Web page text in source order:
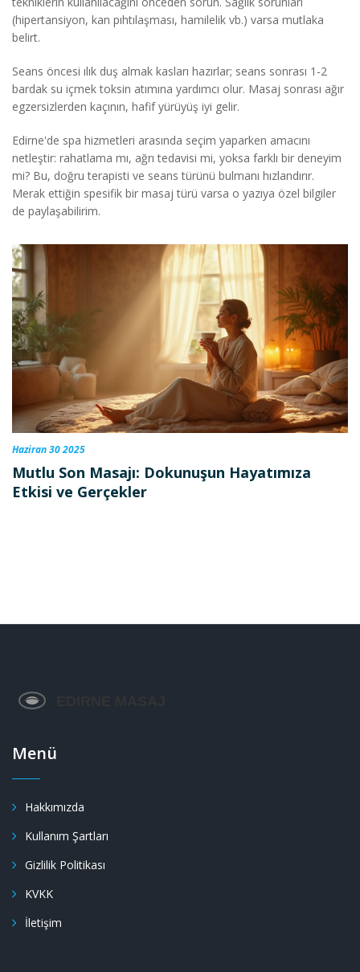
(hipertansiyon, kan pıhtılaşması, hamilelik vb.) varsa mutlaka
belirt.
Seans öncesi ılık duş almak kasları hazırlar; seans sonrası 1-2
bardak su içmek toksin atımına yardımcı olur. Masaj sonrası ağır
egzersizlerden kaçının, hafif yürüyüş iyi gelir.
Edirne'de spa hizmetleri arasında seçim yaparken amacını
netleştir: rahatlama mı, ağrı tedavisi mi, yoksa farklı bir deneyim
mi? Bu, doğru terapisti ve seans türünü bulmanı hızlandırır.
Merak ettiğin spesifik bir masaj türü varsa o yazıya özel bilgiler
de paylaşabilirim.
Haziran 30 2025
Mutlu Son Masajı: Dokunuşun Hayatımıza
Etkisi ve Gerçekler
Menü
Hakkımızda
Kullanım Şartları
Gizlilik Politikası
KVKK
İletişim